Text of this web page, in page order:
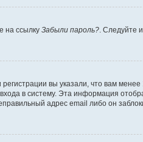
на ссылку Забыли пароль? . Следуйте
вы указали, что вам
в систему. Эта информация
адрес email либо он